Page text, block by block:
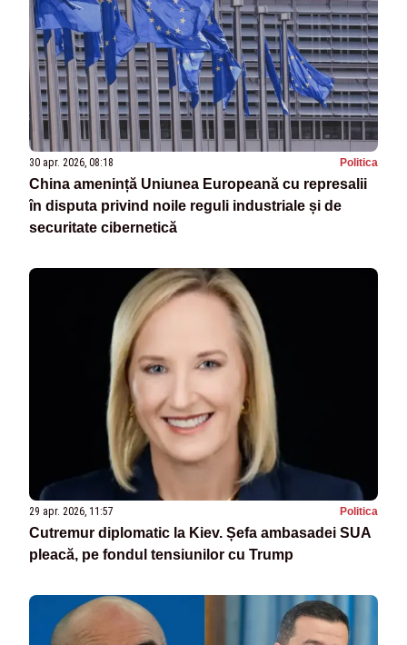
30 apr. 2026, 08:18 Politica
China amenință Uniunea Europeană cu represalii
în disputa privind noile reguli industriale și de
securitate cibernetică
29 apr. 2026, 11:57 Politica
Cutremur diplomatic la Kiev. Șefa ambasadei SUA
pleacă, pe fondul tensiunilor cu Trump